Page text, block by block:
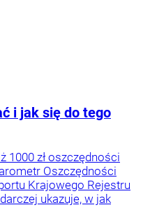
i jak się do tego
1000 zł oszczędności
Oszczędności
Krajowego Rejestru
ukazuje, w jak